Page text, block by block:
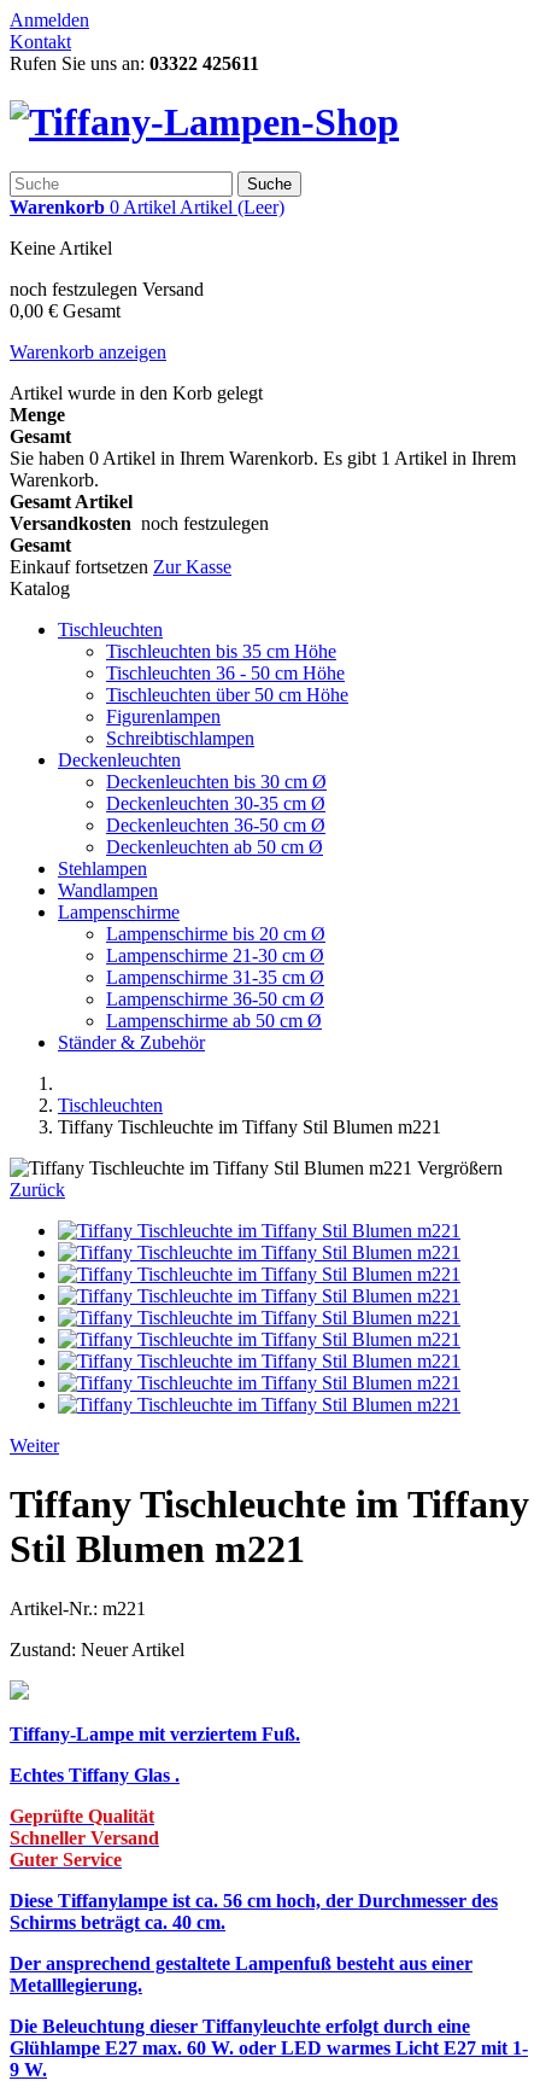
Anmelden
Kontakt
Rufen Sie uns an: 03322 425611
Suche
Warenkorb 0 Artikel Artikel (Leer)
Keine Artikel
noch festzulegen Versand
0,00 € Gesamt
Warenkorb anzeigen
Artikel wurde in den Korb gelegt
Menge
Gesamt
Sie haben 0 Artikel in Ihrem Warenkorb. Es gibt 1 Artikel in Ihrem
Warenkorb.
Gesamt Artikel
Versandkosten noch festzulegen
Gesamt
Einkauf fortsetzen Zur Kasse
Katalog
Tischleuchten
Tischleuchten bis 35 cm Höhe
Tischleuchten 36 - 50 cm Höhe
Tischleuchten über 50 cm Höhe
Figurenlampen
Schreibtischlampen
Deckenleuchten
Deckenleuchten bis 30 cm Ø
Deckenleuchten 30-35 cm Ø
Deckenleuchten 36-50 cm Ø
Deckenleuchten ab 50 cm Ø
Stehlampen
Wandlampen
Lampenschirme
Lampenschirme bis 20 cm Ø
Lampenschirme 21-30 cm Ø
Lampenschirme 31-35 cm Ø
Lampenschirme 36-50 cm Ø
Lampenschirme ab 50 cm Ø
Ständer & Zubehör
Tischleuchten
Tiffany Tischleuchte im Tiffany Stil Blumen m221
Vergrößern
Zurück
Weiter
Tiffany Tischleuchte im Tiffany
Stil Blumen m221
Artikel-Nr.: m221
Zustand: Neuer Artikel
Tiffany-Lampe mit verziertem Fuß.
Echtes Tiffany Glas .
Geprüfte Qualität
Schneller Versand
Guter Service
Diese Tiffanylampe ist ca. 56 cm hoch, der Durchmesser des
Schirms beträgt ca. 40 cm.
Der ansprechend gestaltete Lampenfuß besteht aus einer
Metalllegierung.
Die Beleuchtung dieser Tiffanyleuchte erfolgt durch eine
Glühlampe E27 max. 60 W. oder LED warmes Licht E27 mit 1-
9 W.